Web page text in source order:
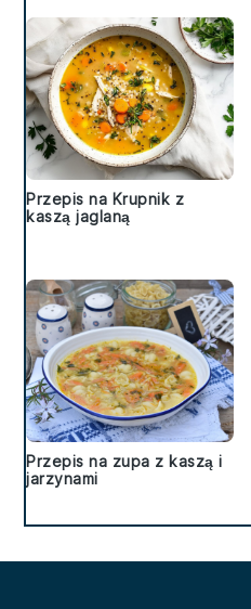
Przepis na Krupnik z
kaszą jaglaną
Przepis na zupa z kaszą i
jarzynami